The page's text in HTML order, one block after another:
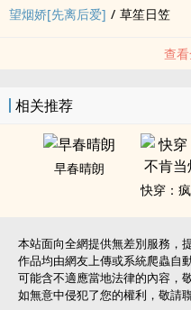
◆“爱你是我的批判词。”——赵曦
阅读小Tips：
1.【HE】【双处】【7岁年龄差
2.古早味，【狗血】。有【强取
众口味。
3.所有剧情为故事服务，人物
望烟娇[先离后爱] / 草笙日笠
查
相关推荐
早春晴朗
本站面向全網提供無差別服務，
作品均由網友上傳或系統爬蟲自
可能含不適應當地法律的內容，
如無意中侵犯了您的權利，敬請聯